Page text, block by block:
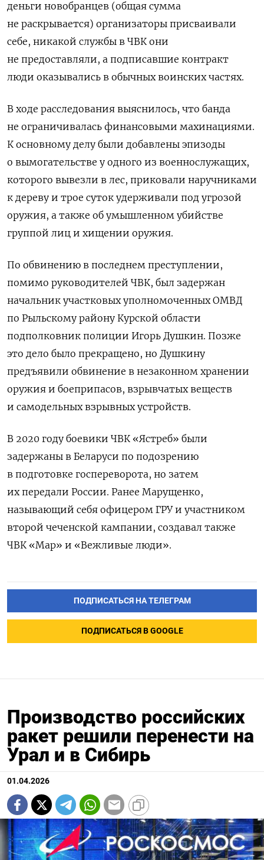
деньги новобранцев (общая сумма
не раскрывается) организаторы присваивали
себе, никакой службы в ЧВК они
не предоставляли, а подписавшие контракт
люди оказывались в обычных воинских частях.
В ходе расследования выяснилось, что банда
не ограничивалась финансовыми махинациями.
К основному делу были добавлены эпизоды
о вымогательстве у одного из военнослужащих,
которого вывезли в лес, приковали наручниками
к дереву и трое суток удерживали под угрозой
оружия, а также об умышленном убийстве
группой лиц и хищении оружия.
По обвинению в последнем преступлении,
помимо руководителей ЧВК, был задержан
начальник участковых уполномоченных ОМВД
по Рыльскому району Курской области
подполковник полиции Игорь Душкин. Позже
это дело было прекращено, но Душкину
предъявили обвинение в незаконном хранении
оружия и боеприпасов, взрывчатых веществ
и самодельных взрывных устройств.
В 2020 году боевики ЧВК «Ястреб» были
задержаны в Беларуси по подозрению
в подготовке госпереворота, но затем
их передали России. Ранее Марущенко,
называющий себя офицером ГРУ и участником
второй чеченской кампании, создавал также
ЧВК «Мар» и «Вежливые люди».
ПОДПИСАТЬСЯ НА ТЕЛЕГРАМ
ПОДПИСАТЬСЯ В GOOGLE
Производство российских
ракет решили перенести на
Урал и в Сибирь
01.04.2026